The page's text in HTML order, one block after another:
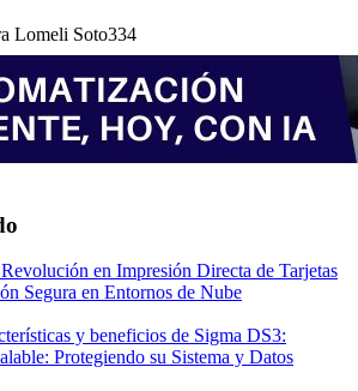
Lomeli Soto334
en Impresión Directa de Tarjetas
Segura en Entornos de Nube
y beneficios de Sigma DS3:
Protegiendo su Sistema y Datos